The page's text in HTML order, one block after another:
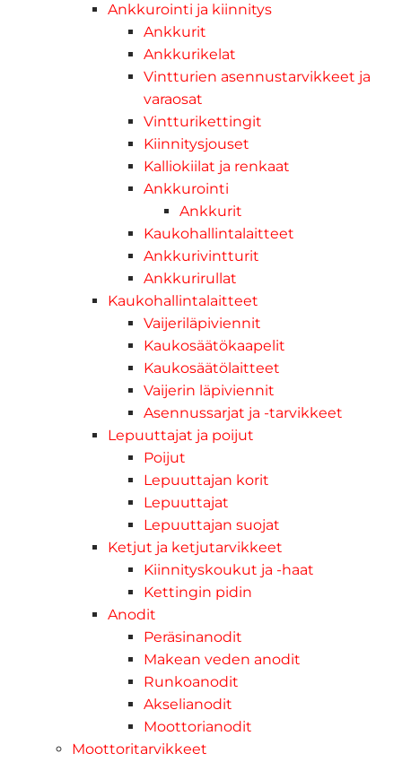
Ankkurointi ja kiinnitys
Ankkurit
Ankkurikelat
Vintturien asennustarvikkeet ja
varaosat
Vintturikettingit
Kiinnitysjouset
Kalliokiilat ja renkaat
Ankkurointi
Ankkurit
Kaukohallintalaitteet
Ankkurivintturit
Ankkurirullat
Kaukohallintalaitteet
Vaijeriläpiviennit
Kaukosäätökaapelit
Kaukosäätölaitteet
Vaijerin läpiviennit
Asennussarjat ja -tarvikkeet
Lepuuttajat ja poijut
Poijut
Lepuuttajan korit
Lepuuttajat
Lepuuttajan suojat
Ketjut ja ketjutarvikkeet
Kiinnityskoukut ja -haat
Kettingin pidin
Anodit
Peräsinanodit
Makean veden anodit
Runkoanodit
Akselianodit
Moottorianodit
Moottoritarvikkeet